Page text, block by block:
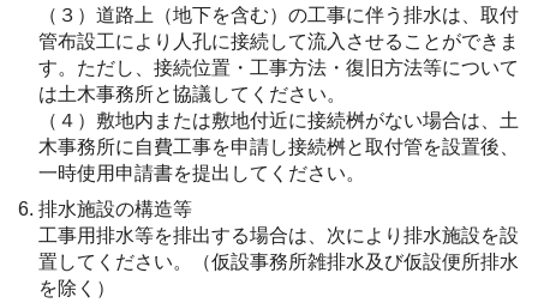
（３）道路上（地下を含む）の工事に伴う排水は、取付
管布設工により人孔に接続して流入させることができま
す。ただし、接続位置・工事方法・復旧方法等について
は土木事務所と協議してください。
（４）敷地内または敷地付近に接続桝がない場合は、土
木事務所に自費工事を申請し接続桝と取付管を設置後、
一時使用申請書を提出してください。
排水施設の構造等
工事用排水等を排出する場合は、次により排水施設を設
置してください。（仮設事務所雑排水及び仮設便所排水
を除く）